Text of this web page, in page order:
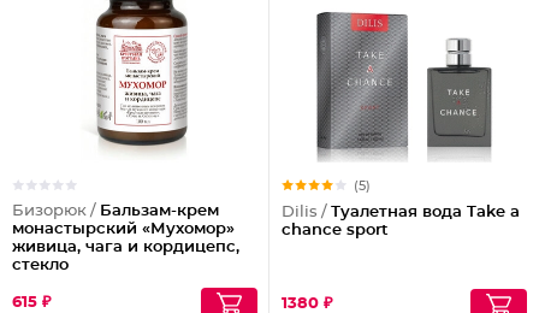
Бизорюк / Бальзам-крем
монастырский «Мухомор»
живица, чага и кордицепс,
стекло
615 ₽
(5)
Dilis / Туалетная вода Take a
chance sport
1380 ₽